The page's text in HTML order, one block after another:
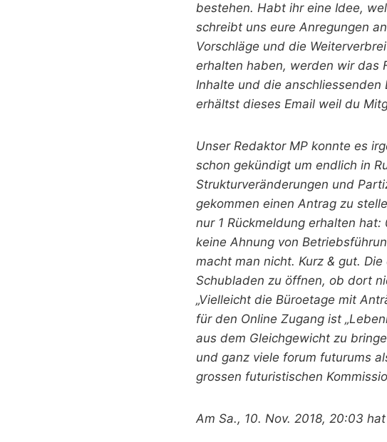
bestehen. Habt ihr eine Idee,
schreibt uns eure Anregungen
Vorschläge und die
erhalten haben, werden wir das
Inhalte und die anschliessenden
erhältst dieses Email weil du
Unser Redaktor MP konnte es
schon gekündigt um endlich in
Strukturveränderungen und
gekommen einen Antrag zu
nur 1 Rückmeldung erhalten
keine Ahnung von
macht man nicht. Kurz & gut.
Schubladen zu öffnen, ob dort
„Vielleicht die Büroetage mit
für den Online Zugang ist
aus dem Gleichgewicht zu
und ganz viele forum futurums
grossen futuristischen
Am Sa., 10. Nov. 2018, 20:03